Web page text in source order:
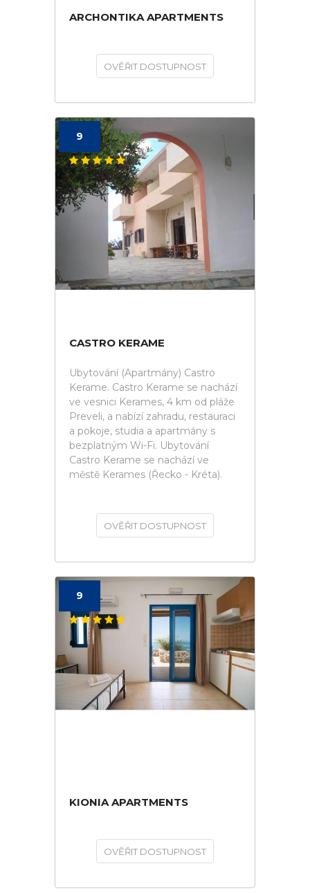
ARCHONTIKA APARTMENTS
OVĚŘIT DOSTUPNOST
9
CASTRO KERAME
Ubytování (Apartmány) Castro
Kerame. Castro Kerame se nachází
ve vesnici Kerames, 4 km od pláže
Preveli, a nabízí zahradu, restauraci
a pokoje, studia a apartmány s
bezplatným Wi-Fi. Ubytování
Castro Kerame se nachází ve
městě Kerames (Řecko - Kréta).
OVĚŘIT DOSTUPNOST
9
KIONIA APARTMENTS
OVĚŘIT DOSTUPNOST